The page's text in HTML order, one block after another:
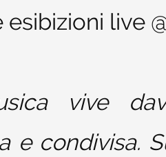
esibizioni live
vive
e condivisa.